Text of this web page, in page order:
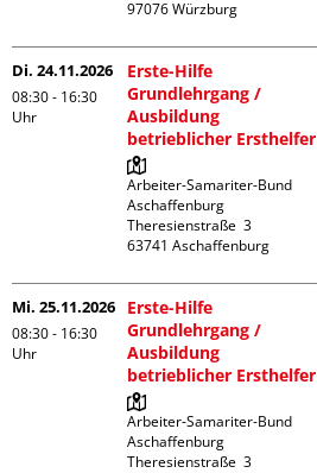
Di. 24.11.2026
08:30 - 16:30
Uhr
Erste-Hilfe
Grundlehrgang /
Ausbildung
betrieblicher Ersthelfer
Arbeiter-Samariter-Bund
Aschaffenburg
Theresienstraße  3
Mi. 25.11.2026
08:30 - 16:30
Uhr
Erste-Hilfe
Grundlehrgang /
Ausbildung
betrieblicher Ersthelfer
Arbeiter-Samariter-Bund
Aschaffenburg
Theresienstraße  3